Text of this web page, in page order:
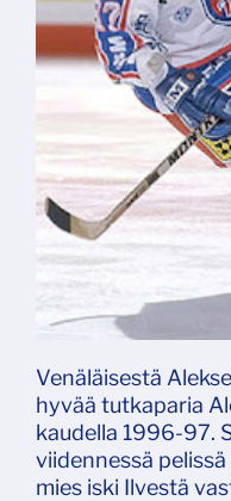
Venäläisestä
hyvää tutkaparia
kaudella 1996-97.
viidennessä
mies iski Ilvestä